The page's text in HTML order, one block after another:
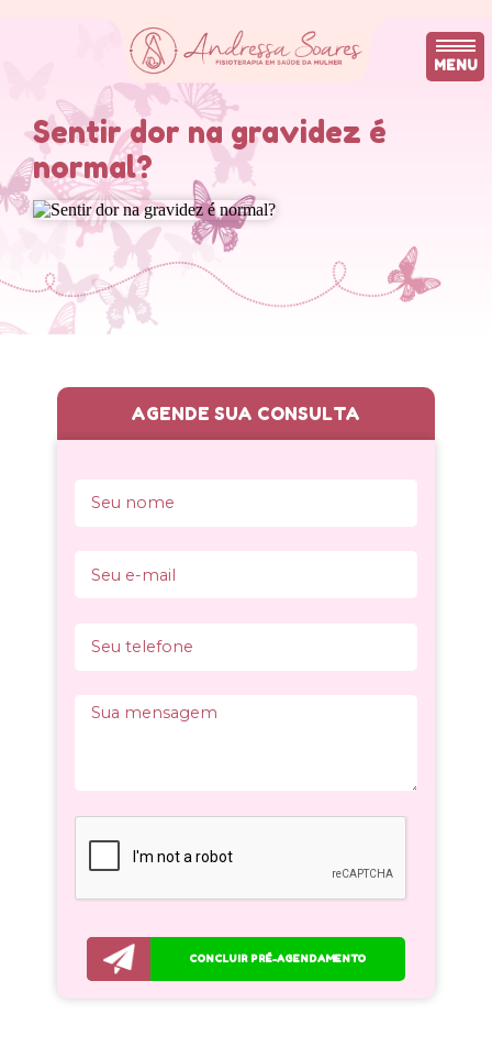
MENU
Sentir dor na gravidez é
normal?
AGENDE SUA CONSULTA
CONCLUIR PRÉ-AGENDAMENTO